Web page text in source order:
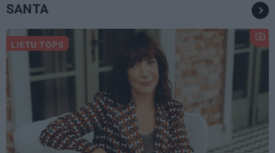
SANTA
LIETU TOPS